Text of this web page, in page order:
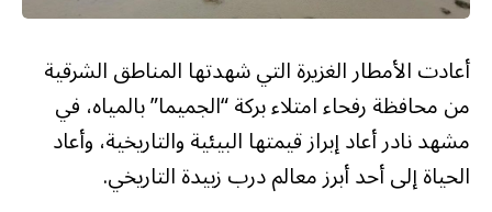
أعادت الأمطار الغزيرة التي شهدتها المناطق الشرقية
من محافظة رفحاء امتلاء بركة “الجميما” بالمياه، في
مشهد نادر أعاد إبراز قيمتها البيئية والتاريخية، وأعاد
الحياة إلى أحد أبرز معالم درب زبيدة التاريخي.